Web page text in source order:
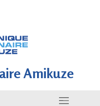
Amikuze